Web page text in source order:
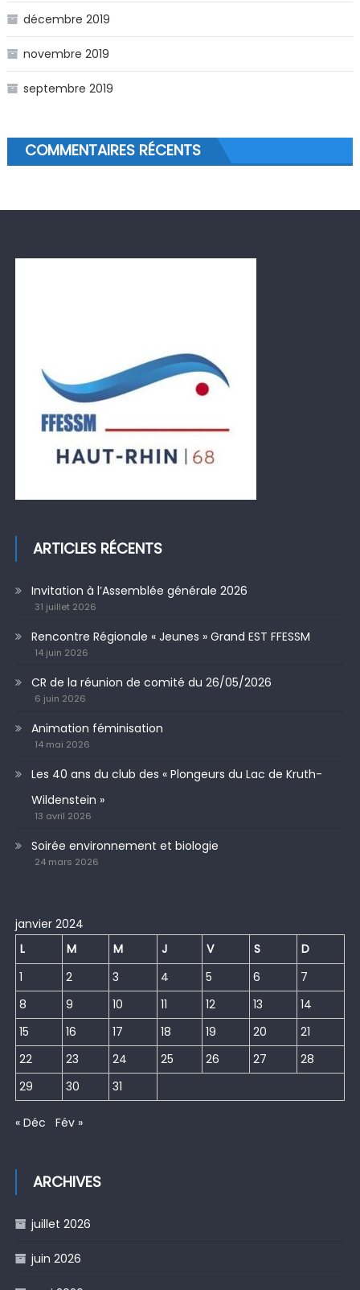
décembre 2019
novembre 2019
septembre 2019
COMMENTAIRES RÉCENTS
ARTICLES RÉCENTS
Invitation à l’Assemblée générale 2026
31 juillet 2026
Rencontre Régionale « Jeunes » Grand EST FFESSM
14 juin 2026
CR de la réunion de comité du 26/05/2026
6 juin 2026
Animation féminisation
14 mai 2026
Les 40 ans du club des « Plongeurs du Lac de Kruth-
Wildenstein »
13 avril 2026
Soirée environnement et biologie
24 mars 2026
janvier 2024
L
M M J V S
D
1
2 3 4 5 6
7
8
9 10 11 12 13
14
15
16 17 18 19 20
21
22
23 24 25 26 27
28
29
30 31
« Déc Fév »
ARCHIVES
juillet 2026
juin 2026